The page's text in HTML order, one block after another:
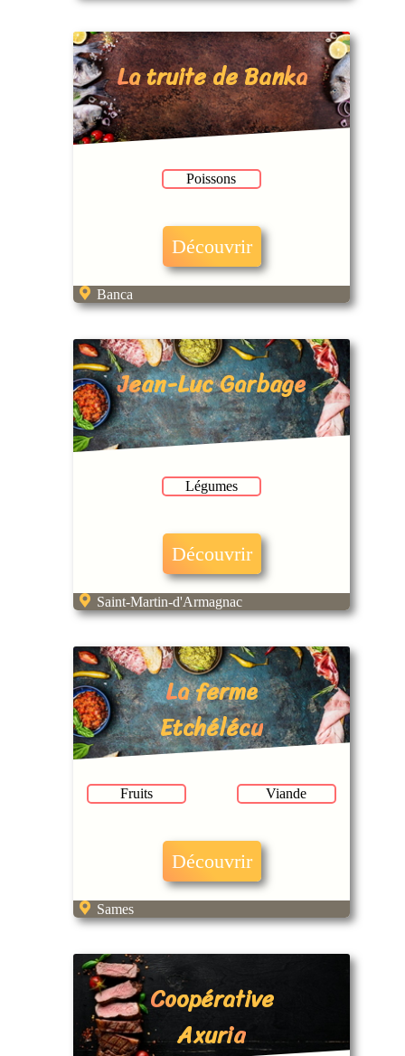
La truite de Banka
Poissons
Découvrir
Banca
Jean-Luc Garbage
Légumes
Découvrir
Saint-Martin-d'Armagnac
La ferme
Etchélécu
Fruits Viande
Découvrir
Sames
Coopérative
Axuria